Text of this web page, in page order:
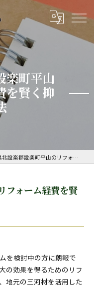
楽町平山
を賢く抑
楽郡設楽町平山のリフォーム経費を賢く抑える方法
フォーム経費を賢
を検討中の方に朗報で
の効果を得るためのリフ
地元の三河材を活用した